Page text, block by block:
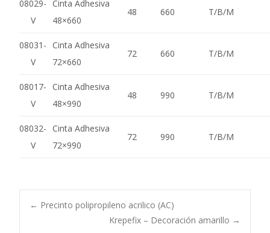
08029-
V
Cinta Adhesiva
48×660
48 660 T/B/M
08031-
V
Cinta Adhesiva
72×660
72 660 T/B/M
08017-
V
Cinta Adhesiva
48×990
48 990 T/B/M
08032-
V
Cinta Adhesiva
72×990
72 990 T/B/M
Navegación
← Precinto polipropileno acrilico (AC)
Krepefix – Decoración amarillo →